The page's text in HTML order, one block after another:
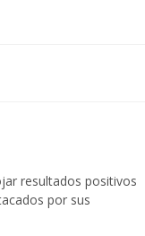
resultados positivos
por sus